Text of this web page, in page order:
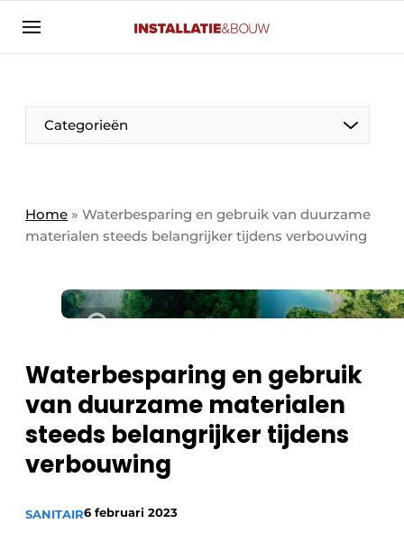
Aanmelden
Banner overzicht
BedrijvenAanmeldenBedankt voor de aanmelding
Contact
Evenement aanmelden
Meest gelezen
Podcasts
Privacy / Cookie statement
Vacature aanmelden
Vacatures
Categorieën
Panelgesprek
HVAC
Sanitair
Binnenklimaat
Home » Waterbesparing en gebruik van duurzame
materialen steeds belangrijker tijdens verbouwing
Waterbesparing en gebruik
van duurzame materialen
steeds belangrijker tijdens
verbouwing
SANITAIR6 februari 2023